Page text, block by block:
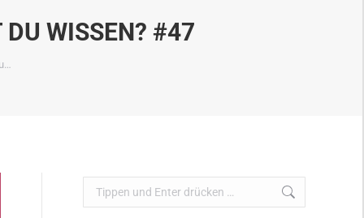
DU WISSEN? #47
Search: